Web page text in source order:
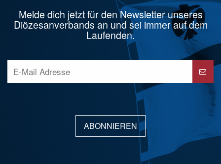
Melde dich jetzt für den Newsletter unseres
Diözesanverbands an und sei immer auf dem
Laufenden.
ABONNIEREN